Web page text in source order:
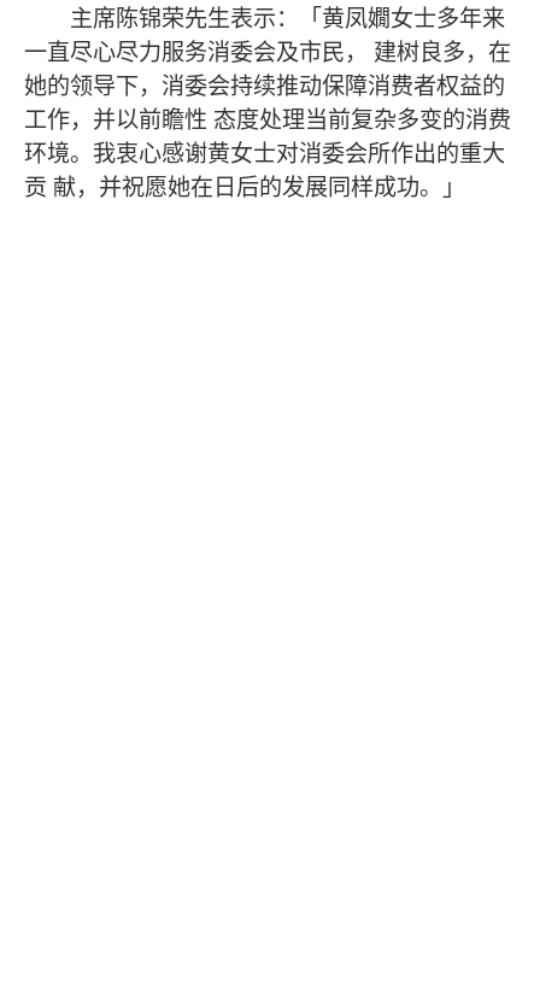
主席陈锦荣先生表示：「黄凤嫺女士多年来
一直尽心尽力服务消委会及市民， 建树良多，在
她的领导下，消委会持续推动保障消费者权益的
工作，并以前瞻性 态度处理当前复杂多变的消费
环境。我衷心感谢黄女士对消委会所作出的重大
贡 献，并祝愿她在日后的发展同样成功。」